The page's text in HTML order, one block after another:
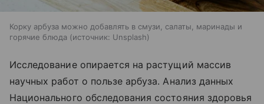
Корку арбуза можно добавлять в смузи, салаты, маринады и
горячие блюда
источник: Unsplash
Исследование опирается на растущий массив
научных работ о пользе арбуза. Анализ данных
Национального обследования состояния здоровья